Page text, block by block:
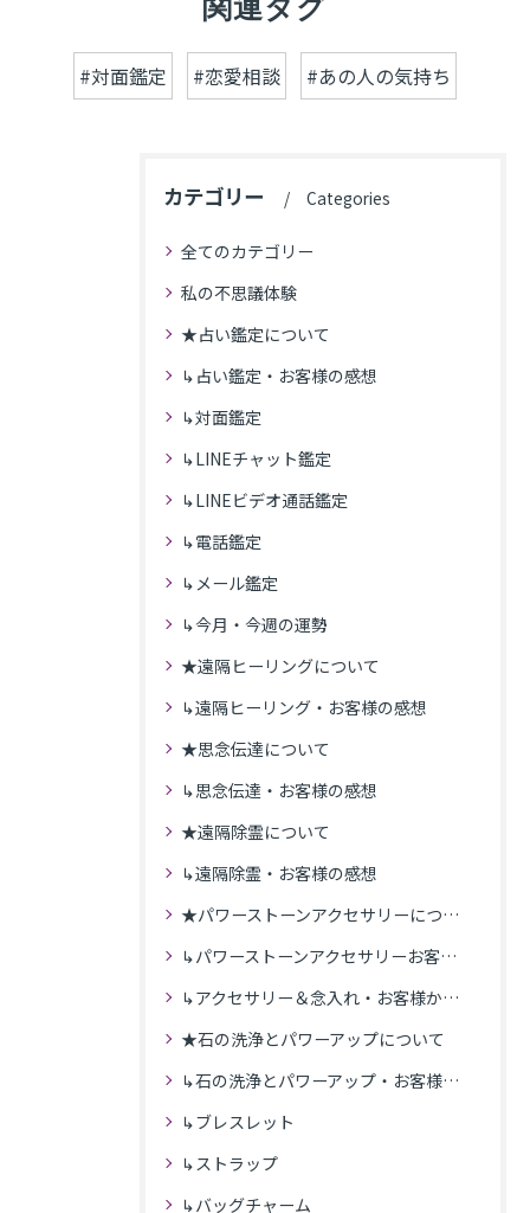
関連タグ
#対面鑑定 #恋愛相談 #あの人の気持ち
カテゴリー Categories
全てのカテゴリー
私の不思議体験
★占い鑑定について
↳占い鑑定・お客様の感想
↳対面鑑定
↳LINEチャット鑑定
↳LINEビデオ通話鑑定
↳電話鑑定
↳メール鑑定
↳今月・今週の運勢
★遠隔ヒーリングについて
↳遠隔ヒーリング・お客様の感想
★思念伝達について
↳思念伝達・お客様の感想
★遠隔除霊について
↳遠隔除霊・お客様の感想
★パワーストーンアクセサリーについて
↳パワーストーンアクセサリーお客様の発送商品一覧
↳アクセサリー＆念入れ・お客様からの感想
★石の洗浄とパワーアップについて
↳石の洗浄とパワーアップ・お客様の感想
↳ブレスレット
↳ストラップ
↳バッグチャーム